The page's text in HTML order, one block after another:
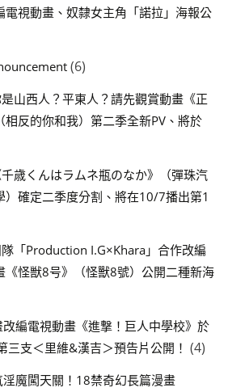
電視動畫、奴隸女主角「諾拉」海報公
(6)
山西人？平東人？請先觀賞動畫《正
相反的你和我）第二季全新PV、將於
歳くんはラムネ瓶のなか》（彈珠汽
）確定二季度分割、將在10/7播出第1
「Production I.G×Khara」合作改編
怪獣8号》（怪獸8號）公開二種新海
編電視動畫《進撃！巨人中學校》於
三支＜里維&漢吉＞預告片公開！ (4)
魔闖天關！18禁奇幻長篇漫畫